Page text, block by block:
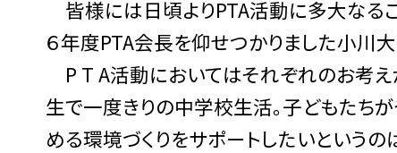
皆様には日頃よりPTA活動に多大なる
６年度PTA会長を仰せつかりました小川大
P T A活動においてはそれぞれのお考え
生で一度きりの中学校生活。子どもたち
める環境づくりをサポートしたいという